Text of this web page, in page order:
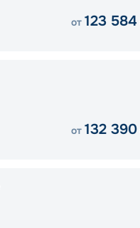
от 123 584
от 132 390